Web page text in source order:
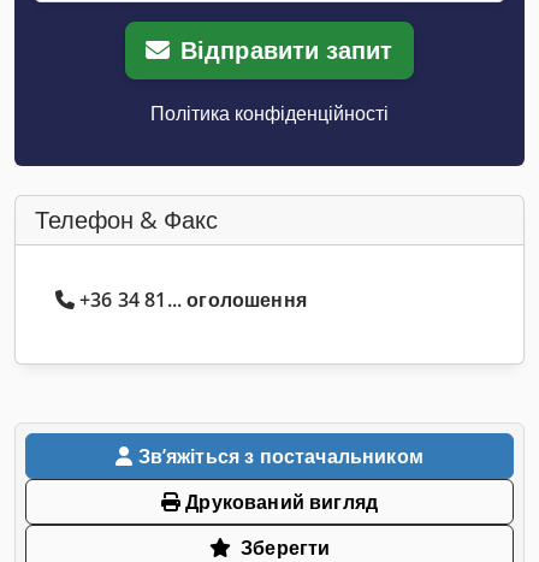
Відправити запит
Політика конфіденційності
Телефон & Факс
+36 34 81... оголошення
Звʼяжіться з постачальником
Друкований вигляд
Зберегти